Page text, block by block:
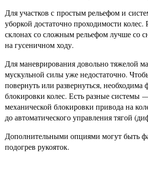
Для участков с простым рельефом и
уборкой достаточно проходимости колес.
склонах со сложным рельефом лучше со
на гусеничном ходу.
Для маневрирования довольно тяжелой
мускульной силы уже недостаточно.
повернуть или развернуться, необходима
блокировки колес. Есть разные системы
механической блокировки привода на
до автоматического управления тягой
Дополнительными опциями могут быть
подогрев рукояток.